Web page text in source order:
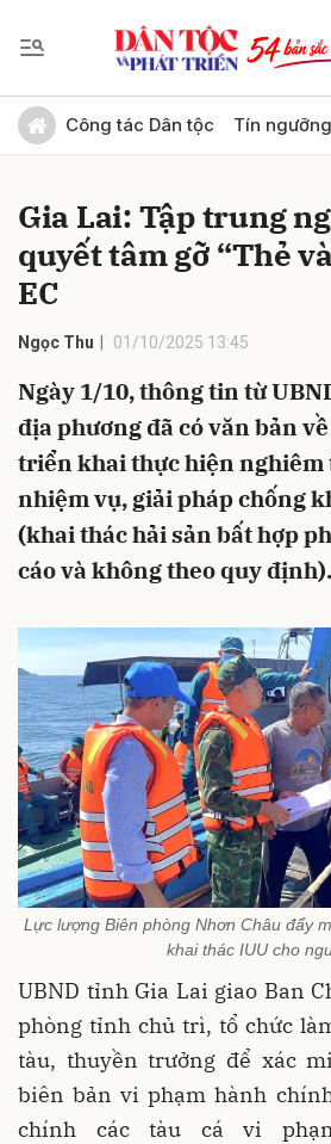
Công tác Dân tộc Tín
Gia Lai: Tập trung
quyết tâm gỡ “Thẻ
EC
Ngọc Thu 01/10/2025 13:45
Ngày 1/10, thông tin từ
địa phương đã có văn bản
triển khai thực hiện nghiêm
nhiệm vụ, giải pháp chống
(khai thác hải sản bất hợp
cáo và không theo quy định).
Lực lượng Biên phòng Nhơn Châu đẩy
khai thác IUU cho
UBND tỉnh Gia Lai giao Ban
phòng tỉnh chủ trì, tổ chức
tàu, thuyền trưởng để xác
biên bản vi phạm hành
chính các tàu cá vi
Gửi bình luận